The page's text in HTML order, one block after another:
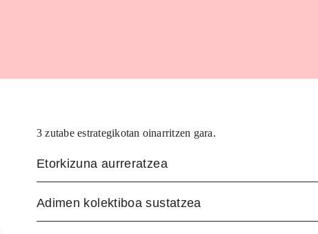
3 zutabe estrategikotan oinarritzen gara.
Etorkizuna aurreratzea
Adimen kolektiboa sustatzea